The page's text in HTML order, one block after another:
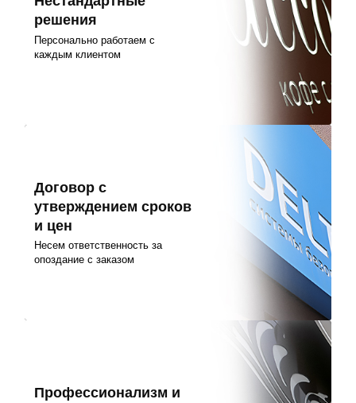
решения
Персонально работаем с
каждым клиентом
Договор с
утверждением сроков
и цен
Несем ответственность за
опоздание с заказом
Профессионализм и